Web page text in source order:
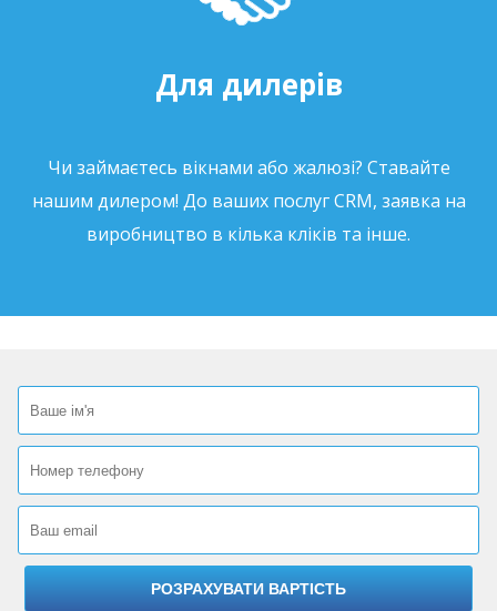
Для дилерів
Чи займаєтесь вікнами або жалюзі? Ставайте
нашим дилером! До ваших послуг CRM, заявка на
виробництво в кілька кліків та інше.